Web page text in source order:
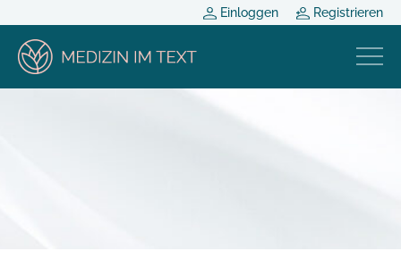
Einloggen Registrieren